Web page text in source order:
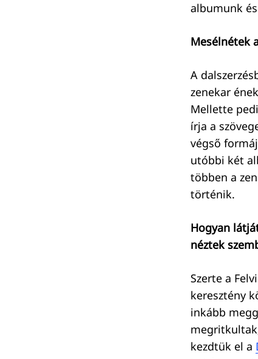
albumunk
Mesélnétek
A
zenekar
Mellette
írja a
végső
utóbbi két
többen a
történik.
Hogyan
néztek
Szerte a
keresztény
inkább
kezdtük el a